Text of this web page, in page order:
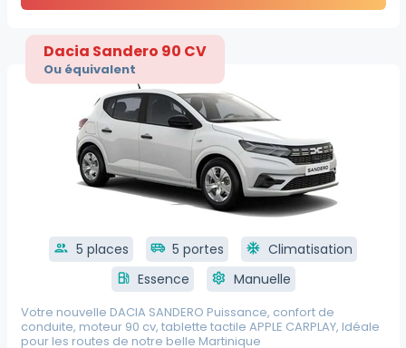
Dacia Sandero 90 CV
Ou équivalent
group 5 places airport_shuttle 5 portes ac_unit Climatisation
local_gas_station Essence settings Manuelle
Votre nouvelle DACIA SANDERO Puissance, confort de
conduite, moteur 90 cv, tablette tactile APPLE CARPLAY, Idéale
pour les routes de notre belle Martinique